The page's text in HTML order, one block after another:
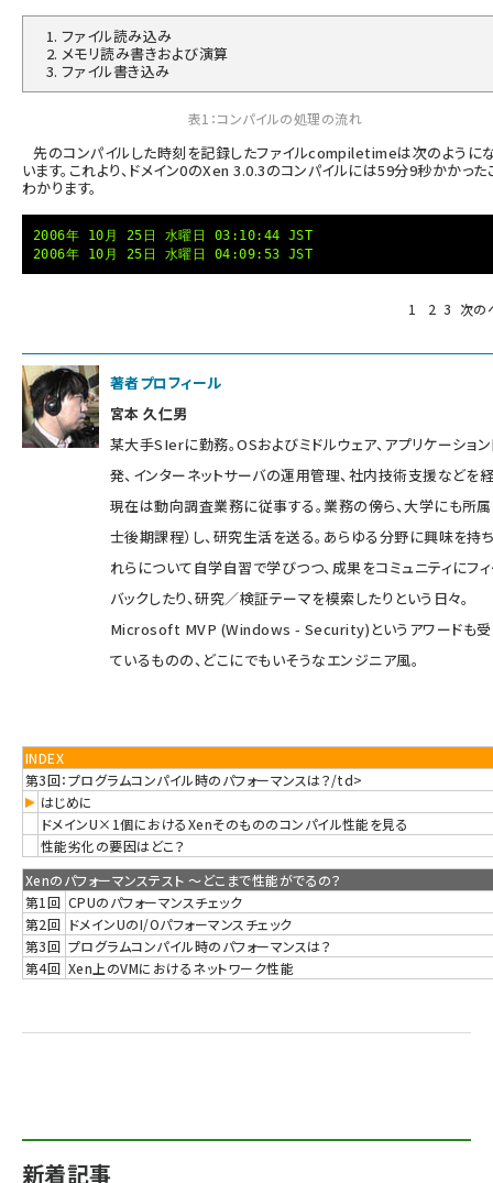
ファイル読み込み
メモリ読み書きおよび演算
ファイル書き込み
表1：コンパイルの処理の流れ
先のコンパイルした時刻を記録したファイルcompiletimeは次のように
います。これより、ドメイン0のXen 3.0.3のコンパイルには59分9秒かかった
わかります。
2006年 10月 25日 水曜日 03:10:44 JST
2006年 10月 25日 水曜日 04:09:53 JST
1 2 3 次の
著者プロフィール
宮本 久仁男
某大手SIerに勤務。OSおよびミドルウェア、アプリケーショ
発、インターネットサーバの運用管理、社内技術支援などを経
現在は動向調査業務に従事する。業務の傍ら、大学にも所属
士後期課程）し、研究生活を送る。あらゆる分野に興味を持
れらについて自学自習で学びつつ、成果をコミュニティにフ
バックしたり、研究／検証テーマを模索したりという日々。
Microsoft MVP (Windows - Security)というアワードも受
ているものの、どこにでもいそうなエンジニア風。
INDEX
第3回：プログラムコンパイル時のパフォーマンスは？/td>
はじめに
ドメインU×1個におけるXenそのもののコンパイル性能を見る
性能劣化の要因はどこ？
Xenのパフォーマンステスト 〜どこまで性能がでるの？
第1回 CPUのパフォーマンスチェック
第2回 ドメインUのI/Oパフォーマンスチェック
第3回 プログラムコンパイル時のパフォーマンスは？
第4回 Xen上のVMにおけるネットワーク性能
新着記事